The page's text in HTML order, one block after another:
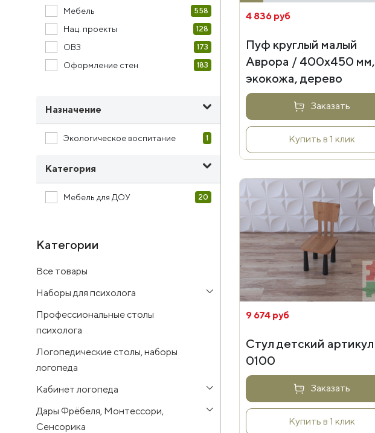
Мебель 558
Нац. проекты 128
ОВЗ 173
Оформление стен 183
Назначение
Экологическое воспитание 1
Категория
Мебель для ДОУ 20
Категории
Все товары
Наборы для психолога
Профессиональные столы
психолога
Логопедические столы, наборы
логопеда
Кабинет логопеда
Дары Фрёбеля, Монтессори,
Сенсорика
4 836 руб
Пуф круглый малый
Аврора / 400х450 мм,
экокожа, дерево
Заказать
Купить в 1 клик
9 674 руб
Стул детский артикул
0100
Заказать
Купить в 1 клик